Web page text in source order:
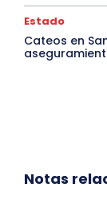
Estado
Cateos en
Notas